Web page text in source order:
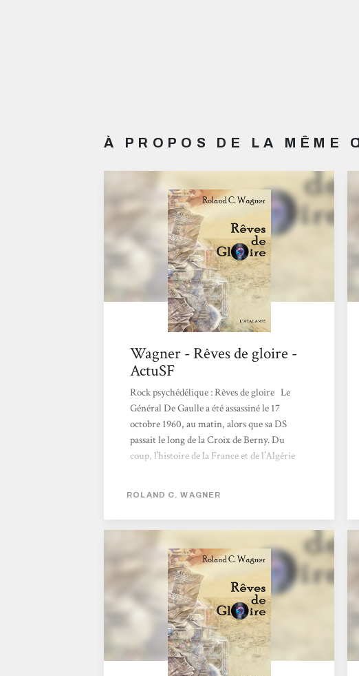
À PROPOS DE LA MÊME
Wagner - Rêves de gloire -
ActuSF
Rock psychédélique : Rêves de gloire Le
Général De Gaulle a été assassiné le 17
octobre 1960, au matin, alors que sa DS
passait le long de la Croix de Berny. Du
coup, l’histoire de la France et de l’Algérie
français.. Retour au présent, à Alger, où un
vinyle mythique avec le titre "Rêve de
gloire", une pièce rare des années...
ROLAND C. WAGNER